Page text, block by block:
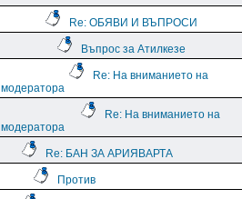
Re: ОБЯВИ И ВЪПРОСИ
Въпрос за Атилкезе
Re: На вниманието на
модератора
Re: На вниманието на
модератора
Re: БАН ЗА АРИЯВАРТА
Против